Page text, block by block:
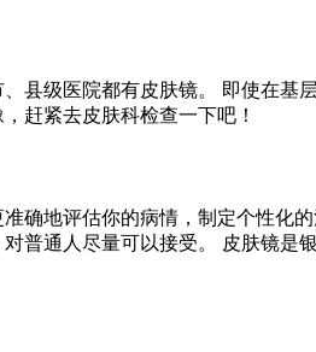
县级医院都有皮肤镜。 即使在基
赶紧去皮肤科检查一下吧！
确地评估你的病情，制定个性化
普通人尽量可以接受。 皮肤镜是